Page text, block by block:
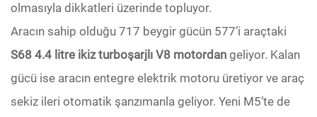
olmasıyla dikkatleri üzerinde topluyor.
Aracın sahip olduğu 717 beygir gücün 577’i araçtaki
S68 4.4 litre ikiz turboşarjlı V8 motordan geliyor. Kalan
gücü ise aracın entegre elektrik motoru üretiyor ve araç
sekiz ileri otomatik şanzımanla geliyor. Yeni M5’te de